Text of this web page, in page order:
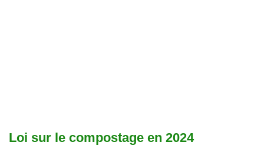
Loi sur le compostage en 2024